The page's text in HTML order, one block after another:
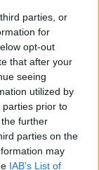
parties, or
for
opt-out
that after your
seeing
utilized by
parties prior to
further
parties on the
may
IAB’s List of